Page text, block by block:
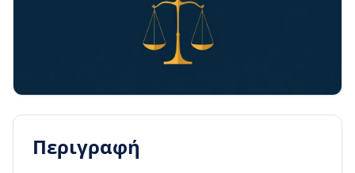
Περιγραφή